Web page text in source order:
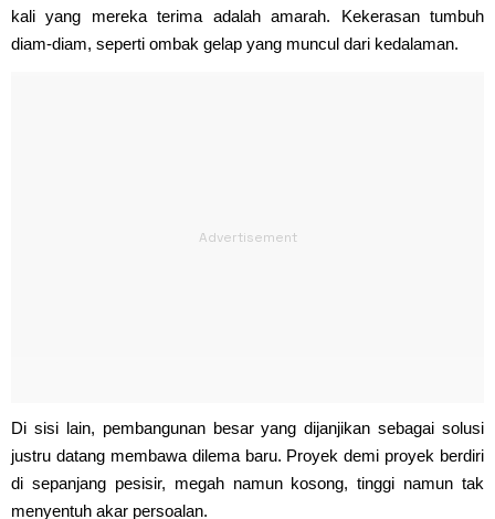
kali yang mereka terima adalah amarah. Kekerasan tumbuh
diam-diam, seperti ombak gelap yang muncul dari kedalaman.
Di sisi lain, pembangunan besar yang dijanjikan sebagai solusi
justru datang membawa dilema baru. Proyek demi proyek berdiri
di sepanjang pesisir, megah namun kosong, tinggi namun tak
menyentuh akar persoalan.